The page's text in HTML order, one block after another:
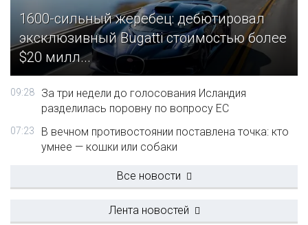
1600-сильный жеребец: дебютировал
эксклюзивный Bugatti стоимостью более
$20 милл...
09:28
За три недели до голосования Исландия
разделилась поровну по вопросу ЕС
07:23
В вечном противостоянии поставлена точка: кто
умнее — кошки или собаки
Все новости
Лента новостей